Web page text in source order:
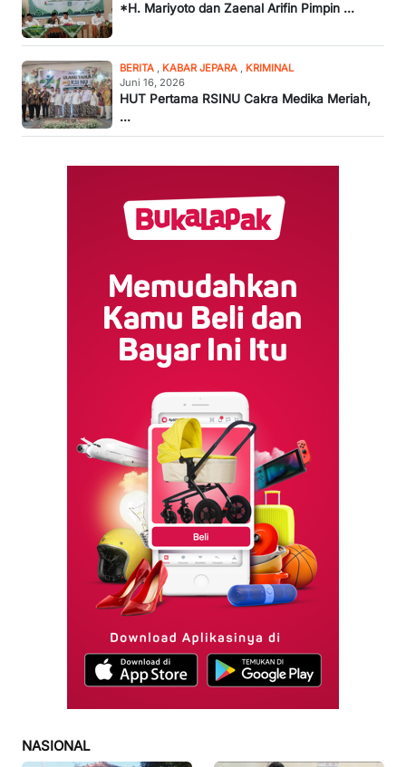
*H. Mariyoto dan Zaenal Arifin Pimpin ...
BERITA , KABAR JEPARA , KRIMINAL
Juni 16, 2026
HUT Pertama RSINU Cakra Medika Meriah,
...
NASIONAL